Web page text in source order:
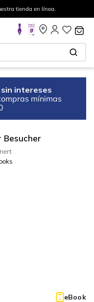
tienda en línea.
sin intereses
mínimas
Besucher
eBook